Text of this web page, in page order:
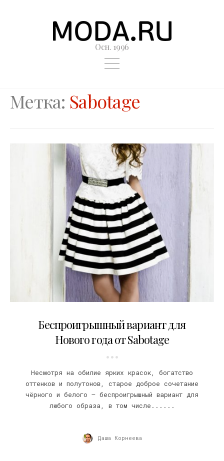
Осн. 1996
Метка: Sabotage
Беспроигрышный вариант для
Нового года от Sabotage
Несмотря на обилие ярких красок, богатство
оттенков и полутонов, старое доброе сочетание
чёрного и белого – беспроигрышный вариант для
любого образа, в том числе......
Даша Корнеева